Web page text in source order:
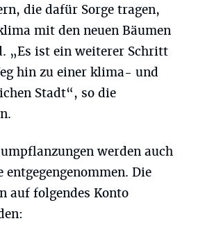
die dafür Sorge tragen,
mit den neuen Bäumen
„Es ist ein weiterer Schritt
hin zu einer klima- und
Stadt“, so die
werden auch
Die
auf folgendes Konto